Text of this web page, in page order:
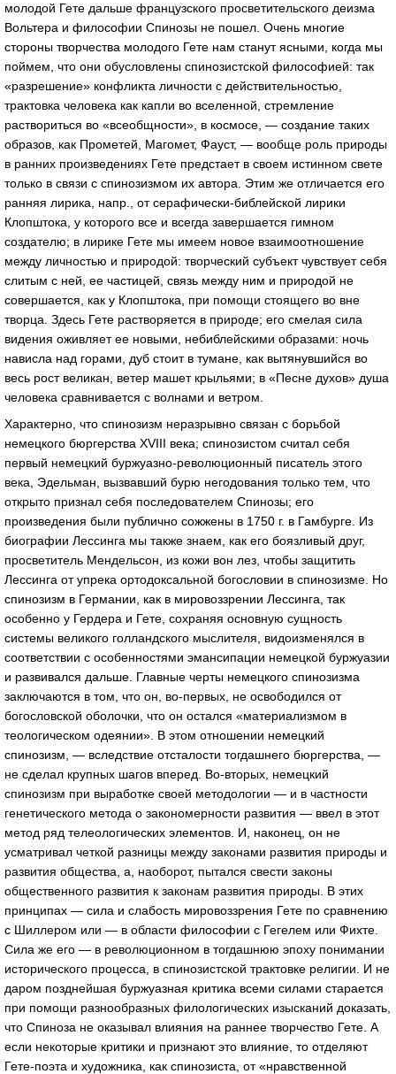
молодой Гете дальше французского просветительского деизма
Вольтера и философии Спинозы не пошел. Очень многие
стороны творчества молодого Гете нам станут ясными, когда мы
поймем, что они обусловлены спинозистской философией: так
«разрешение» конфликта личности с действительностью,
трактовка человека как капли во вселенной, стремление
раствориться во «всеобщности», в космосе, — создание таких
образов, как Прометей, Магомет, Фауст, — вообще роль природы
в ранних произведениях Гете предстает в своем истинном свете
только в связи с спинозизмом их автора. Этим же отличается его
ранняя лирика, напр., от серафически-библейской лирики
Клопштока, у которого все и всегда завершается гимном
создателю; в лирике Гете мы имеем новое взаимоотношение
между личностью и природой: творческий субъект чувствует себя
слитым с ней, ее частицей, связь между ним и природой не
совершается, как у Клопштока, при помощи стоящего во вне
творца. Здесь Гете растворяется в природе; его смелая сила
видения оживляет ее новыми, небиблейскими образами: ночь
нависла над горами, дуб стоит в тумане, как вытянувшийся во
весь рост великан, ветер машет крыльями; в «Песне духов» душа
человека сравнивается с волнами и ветром.
Характерно, что спинозизм неразрывно связан с борьбой
немецкого бюргерства XVIII века; спинозистом считал себя
первый немецкий буржуазно-революционный писатель этого
века, Эдельман, вызвавший бурю негодования только тем, что
открыто признал себя последователем Спинозы; его
произведения были публично сожжены в 1750 г. в Гамбурге. Из
биографии Лессинга мы также знаем, как его боязливый друг,
просветитель Мендельсон, из кожи вон лез, чтобы защитить
Лессинга от упрека ортодоксальной богословии в спинозизме. Но
спинозизм в Германии, как в мировоззрении Лессинга, так
особенно у Гердера и Гете, сохраняя основную сущность
системы великого голландского мыслителя, видоизменялся в
соответствии с особенностями эмансипации немецкой буржуазии
и развивался дальше. Главные черты немецкого спинозизма
заключаются в том, что он, во-первых, не освободился от
богословской оболочки, что он остался «материализмом в
теологическом одеянии». В этом отношении немецкий
спинозизм, — вследствие отсталости тогдашнего бюргерства, —
не сделал крупных шагов вперед. Во-вторых, немецкий
спинозизм при выработке своей методологии — и в частности
генетического метода о закономерности развития — ввел в этот
метод ряд телеологических элементов. И, наконец, он не
усматривал четкой разницы между законами развития природы и
развития общества, а, наоборот, пытался свести законы
общественного развития к законам развития природы. В этих
принципах — сила и слабость мировоззрения Гете по сравнению
с Шиллером или — в области философии с Гегелем или Фихте.
Сила же его — в революционном в тогдашнюю эпоху понимании
исторического процесса, в спинозистской трактовке религии. И не
даром позднейшая буржуазная критика всеми силами старается
при помощи разнообразных филологических изысканий доказать,
что Спиноза не оказывал влияния на раннее творчество Гете. А
если некоторые критики и признают это влияние, то отделяют
Гете-поэта и художника, как спинозиста, от «нравственной